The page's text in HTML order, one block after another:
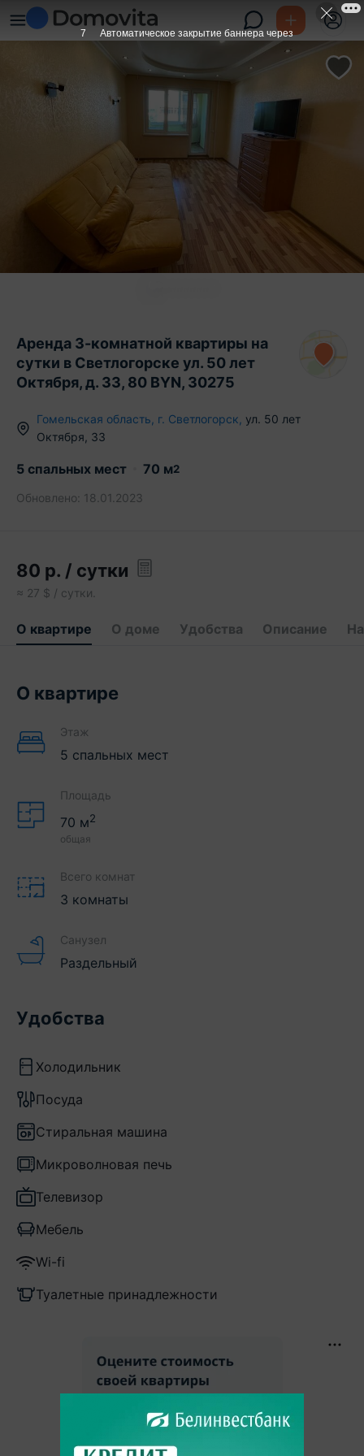
Аренда 3-комнатной квартиры на
сутки в Светлогорске ул. 50 лет
Октября, д. 33, 80 BYN, 30275
Гомельская область г. Светлогорск ул. 50 лет
Октября 33
5 спальных мест 70 м2
Обновлено: 18.01.2023
80 р. / сутки
≈ 27 $ / сутки.
О квартире О доме Удобства Описание
О квартире
Этаж
5 спальных мест
Площадь
70 м2
общая
Всего комнат
3 комнаты
Санузел
Раздельный
Удобства
Холодильник
Посуда
Стиральная машина
Микроволновая печь
Телевизор
Мебель
Wi-fi
Туалетные принадлежности
6 Автоматическое закрытие баннера через